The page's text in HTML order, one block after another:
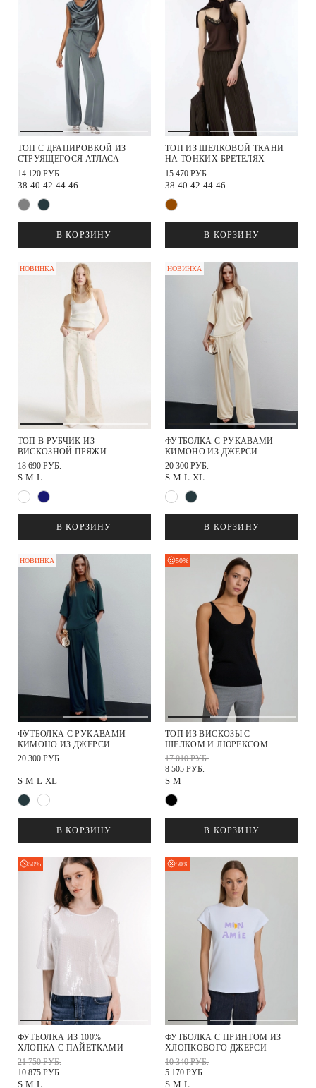
ТОП С ДРАПИРОВКОЙ ИЗ
СТРУЯЩЕГОСЯ АТЛАСА
14 120 РУБ.
38 40 42 44 46
В КОРЗИНУ
ТОП ИЗ ШЕЛКОВОЙ ТКАНИ
НА ТОНКИХ БРЕТЕЛЯХ
15 470 РУБ.
38 40 42 44 46
В КОРЗИНУ
НОВИНКА
ТОП В РУБЧИК ИЗ
ВИСКОЗНОЙ ПРЯЖИ
18 690 РУБ.
S M L
В КОРЗИНУ
НОВИНКА
ФУТБОЛКА С РУКАВАМИ-
КИМОНО ИЗ ДЖЕРСИ
20 300 РУБ.
S M L XL
В КОРЗИНУ
НОВИНКА
ФУТБОЛКА С РУКАВАМИ-
КИМОНО ИЗ ДЖЕРСИ
20 300 РУБ.
S M L XL
В КОРЗИНУ
50%
ТОП ИЗ ВИСКОЗЫ С
ШЕЛКОМ И ЛЮРЕКСОМ
17 010 РУБ.
8 505 РУБ.
S M
В КОРЗИНУ
50%
ФУТБОЛКА ИЗ 100%
ХЛОПКА С ПАЙЕТКАМИ
21 750 РУБ.
10 875 РУБ.
S M L
50%
ФУТБОЛКА С ПРИНТОМ ИЗ
ХЛОПКОВОГО ДЖЕРСИ
10 340 РУБ.
5 170 РУБ.
S M L